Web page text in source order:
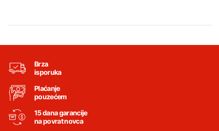
Brza
isporuka
Plaćanje
pouzećem
15 dana garancije
na povrat novca